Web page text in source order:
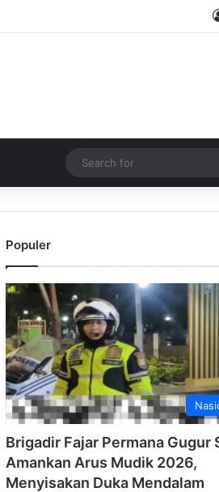
Populer
Brigadir Fajar Permana Gugur
Amankan Arus Mudik 2026,
Menyisakan Duka Mendalam